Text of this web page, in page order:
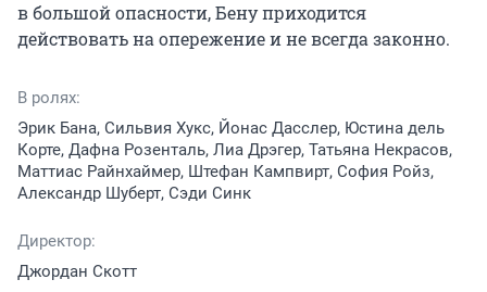
в большой опасности, Бену приходится
действовать на опережение и не всегда законно.
В ролях:
Эрик Бана, Сильвия Хукс, Йонас Дасслер, Юстина дель
Корте, Дафна Розенталь, Лиа Дрэгер, Татьяна Некрасов,
Маттиас Райнхаймер, Штефан Кампвирт, София Ройз,
Александр Шуберт, Сэди Синк
Директор:
Джордан Скотт